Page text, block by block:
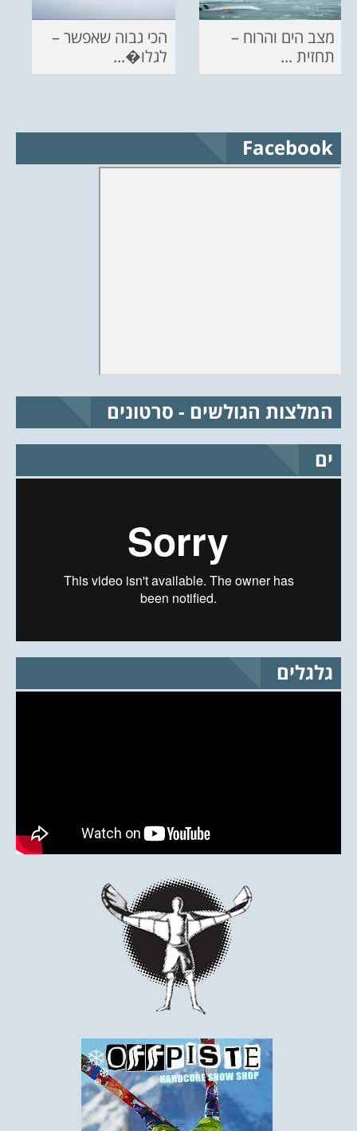
מצב הים והרוח –
תחזית ...
הכי גבוה שאפשר –
לגלו�...
Facebook
המלצות הגולשים - סרטונים
ים
גלגלים